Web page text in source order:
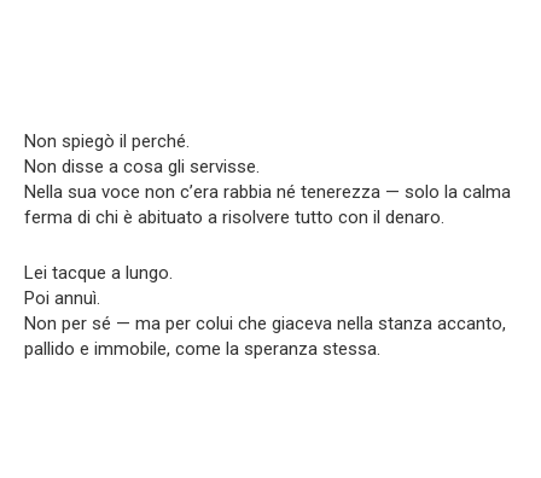
Non spiegò il perché.
Non disse a cosa gli servisse.
Nella sua voce non c’era rabbia né tenerezza — solo la calma
ferma di chi è abituato a risolvere tutto con il denaro.
Lei tacque a lungo.
Poi annuì.
Non per sé — ma per colui che giaceva nella stanza accanto,
pallido e immobile, come la speranza stessa.